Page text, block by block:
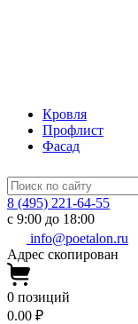
Кровля
Профлист
Фасад
8 (495) 221-64-55
с 9:00 до 18:00
info@poetalon.ru
Адрес скопирован
0 позиций
0.00 ₽